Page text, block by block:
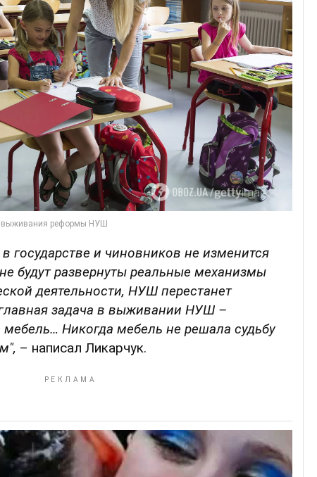
государстве и чиновников не изменится
будут развернуты реальные механизмы
деятельности, НУШ перестанет
задача в выживании НУШ –
мебель… Никогда мебель не решала судьбу
– написал Ликарчук.